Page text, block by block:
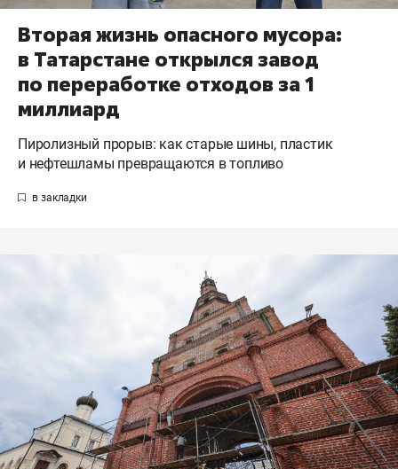
Вторая жизнь опасного мусора:
в Татарстане открылся завод
по переработке отходов за 1
миллиард
Пиролизный прорыв: как старые шины, пластик
и нефтешламы превращаются в топливо